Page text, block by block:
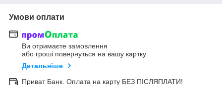
Умови оплати
Ви отримаєте замовлення
або гроші повернуться на вашу картку
Детальніше
Приват Банк. Оплата на карту БЕЗ ПІСЛЯПЛАТИ!